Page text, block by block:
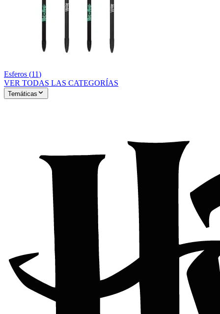
Esferos (11)
VER TODAS LAS CATEGORÍAS
Temáticas